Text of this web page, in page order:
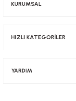
KURUMSAL
HIZLI KATEGORİLER
YARDIM